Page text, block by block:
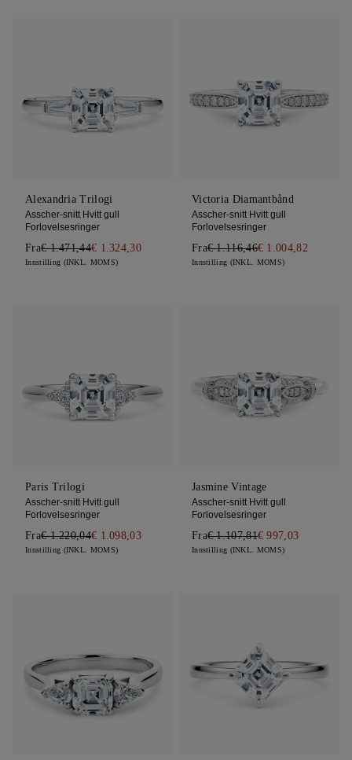
Alexandria Trilogi
Asscher-snitt Hvitt gull
Forlovelsesringer
Fra€ 1.471,44€ 1.324,30
Innstilling (INKL. MOMS)
Victoria Diamantbånd
Asscher-snitt Hvitt gull
Forlovelsesringer
Fra€ 1.116,46€ 1.004,82
Innstilling (INKL. MOMS)
Paris Trilogi
Asscher-snitt Hvitt gull
Forlovelsesringer
Fra€ 1.220,04€ 1.098,03
Innstilling (INKL. MOMS)
Jasmine Vintage
Asscher-snitt Hvitt gull
Forlovelsesringer
Fra€ 1.107,81€ 997,03
Innstilling (INKL. MOMS)